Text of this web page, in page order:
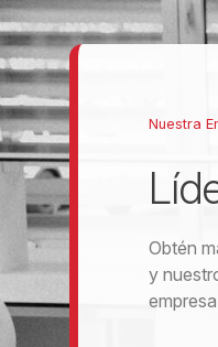
Nuestra
Obtén
y